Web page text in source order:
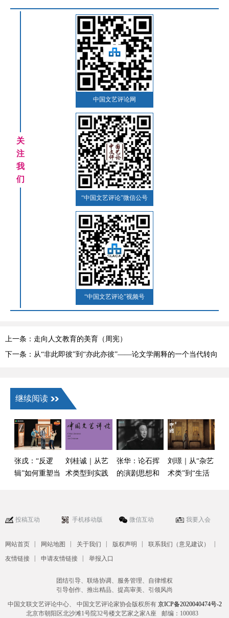
关
注
我
们
中国文艺评论网
“中国文艺评论”微信公号
“中国文艺评论”视频号
上一条：走向人文教育的美育（周宪）
下一条：从“非此即彼”到“亦此亦彼”——论文学阐释的一个当代转向
继续阅读
张戌：“反逻
辑”如何重塑当
棋》引发的笑
刘桂诚｜从艺
术类型到实践
张华：论石挥
的演剧思想和
刘璟｜从“杂艺
术类”到“生活
嬗变
投稿互动 手机移动版 微信互动 我要入会
网站首页 | 网站地图 | 关于我们 | 版权声明 | 联系我们（意见建议） |
友情链接 | 申请友情链接 | 举报入口
团结引导、联络协调、服务管理、自律维权
引导创作、推出精品、提高审美、引领风尚
中国文联文艺评论中心、 中国文艺评论家协会版权所有 京ICP备2020040474号-2
北京市朝阳区北沙滩1号院32号楼文艺家之家A座
邮编：100083